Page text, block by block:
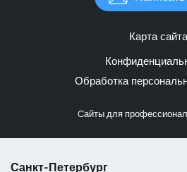
Карта сайта
Обработка
Cайты для
Санкт-Петербург